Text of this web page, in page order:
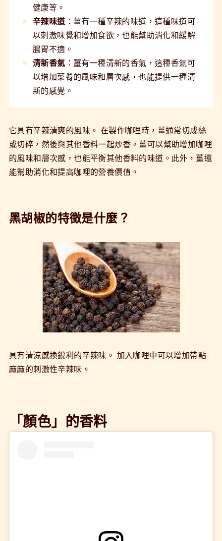
健康等。
辛辣味道 ：薑有一種辛辣的味道，這種味道可
以刺激味覺和增加食欲，也能幫助消化和緩解
腸胃不適。
清新香氣 ：薑有一種清新的香氣，這種香氣可
以增加菜肴的風味和層次感，也能提供一種清
新的感覺。
它具有辛辣清爽的風味。 在製作咖哩時，薑通常切成絲
或切碎，然後與其他香料一起炒香。薑可以幫助增加咖哩
的風味和層次感，也能平衡其他香料的味道。此外，薑還
能幫助消化和提高咖哩的營養價值。
黑胡椒的特徵是什麼？
具有清涼感換銳利的辛辣味。 加入咖哩中可以增加帶點
麻麻的刺激性辛辣味。
「顏色」的香料